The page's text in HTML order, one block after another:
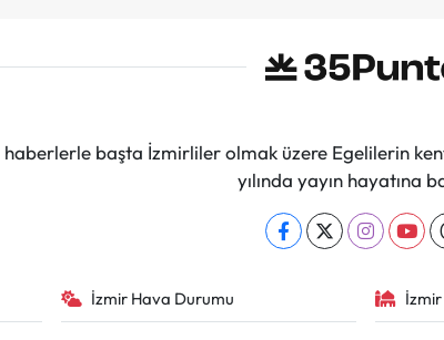
başta İzmirliler olmak üzere Egelilerin
yılında yayın hayatına
İzmir Hava Durumu